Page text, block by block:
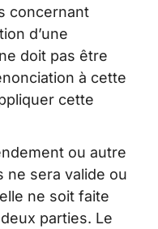
concernant
d’une
doit pas être
à cette
cette
ou autre
ne sera valide ou
ne soit faite
parties. Le